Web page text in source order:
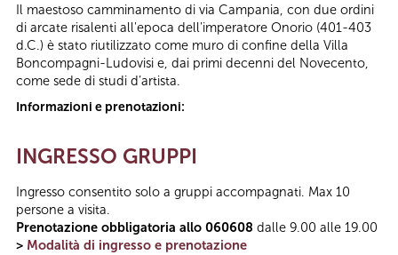
Il maestoso camminamento di via Campania, con due ordini
di arcate risalenti all'epoca dell'imperatore Onorio (401-403
d.C.) è stato riutilizzato come muro di confine della Villa
Boncompagni-Ludovisi e, dai primi decenni del Novecento,
come sede di studi d’artista.
Informazioni e prenotazioni:
INGRESSO GRUPPI
Ingresso consentito solo a gruppi accompagnati. Max 10
persone a visita.
Prenotazione obbligatoria allo 060608 dalle 9.00 alle 19.00
> Modalità di ingresso e prenotazione